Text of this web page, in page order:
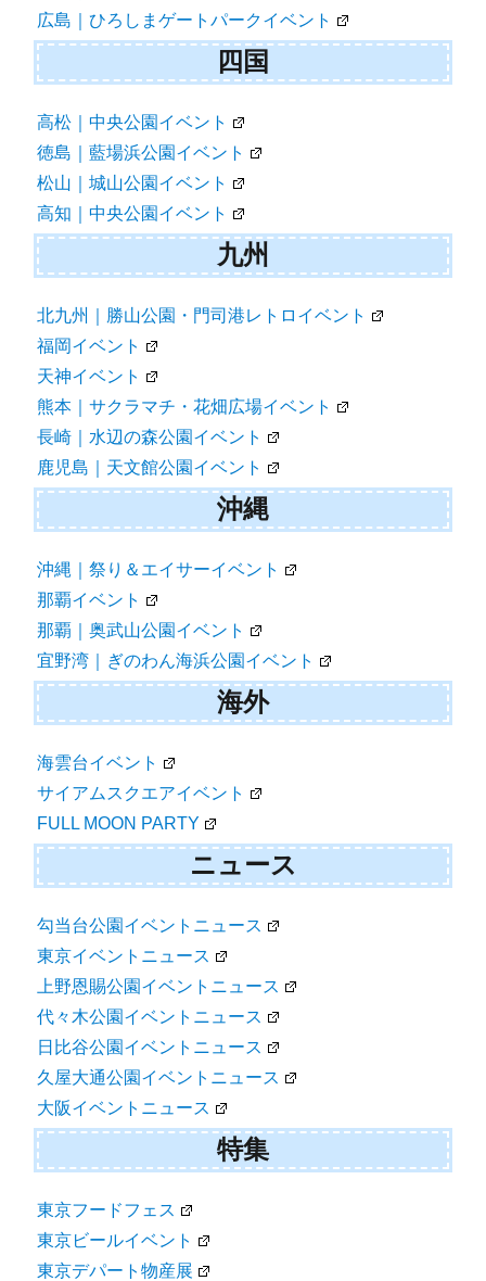
広島｜ひろしまゲートパークイベント
四国
高松｜中央公園イベント
徳島｜藍場浜公園イベント
松山｜城山公園イベント
高知｜中央公園イベント
九州
北九州｜勝山公園・門司港レトロイベント
福岡イベント
天神イベント
熊本｜サクラマチ・花畑広場イベント
長崎｜水辺の森公園イベント
鹿児島｜天文館公園イベント
沖縄
沖縄｜祭り＆エイサーイベント
那覇イベント
那覇｜奥武山公園イベント
宜野湾｜ぎのわん海浜公園イベント
海外
海雲台イベント
サイアムスクエアイベント
FULL MOON PARTY
ニュース
勾当台公園イベントニュース
東京イベントニュース
上野恩賜公園イベントニュース
代々木公園イベントニュース
日比谷公園イベントニュース
久屋大通公園イベントニュース
大阪イベントニュース
特集
東京フードフェス
東京ビールイベント
東京デパート物産展